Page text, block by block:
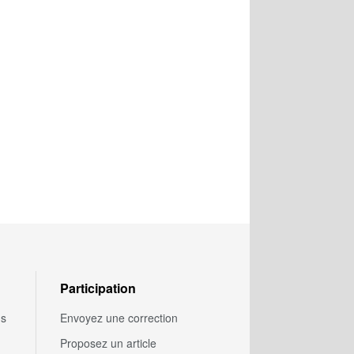
Participation
Envoyez une correction
Proposez un article